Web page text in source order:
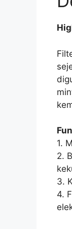
1.
2.
3.
4.